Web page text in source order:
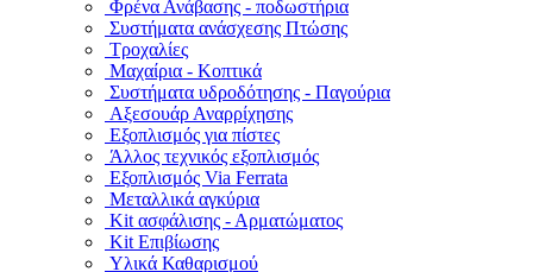
Φρένα Ανάβασης - ποδωστήρια
Συστήματα ανάσχεσης Πτώσης
Τροχαλίες
Μαχαίρια - Κοπτικά
Συστήματα υδροδότησης - Παγούρια
Αξεσουάρ Αναρρίχησης
Εξοπλισμός για πίστες
Άλλος τεχνικός εξοπλισμός
Εξοπλισμός Via Ferrata
Μεταλλικά αγκύρια
Kit ασφάλισης - Αρματώματος
Kit Επιβίωσης
Υλικά Καθαρισμού